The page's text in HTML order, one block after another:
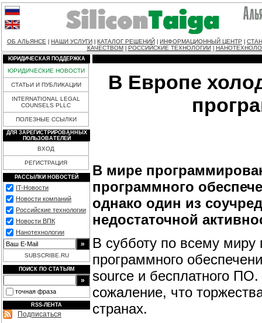
ОБ АЛЬЯНСЕ НАШИ УСЛУГИ КАТАЛОГ РЕШЕНИЙ ИНФОРМАЦИОННЫЙ ЦЕНТР
КАЧЕСТВОМ
РОССИЙСКИЕ ТЕХНОЛОГИИ
ЮРИДИЧЕСКАЯ ПОДДЕРЖКА
ЮРИДИЧЕСКИЕ НОВОСТИ
СТАТЬИ И ПУБЛИКАЦИИ
INTERNATIONAL LEGAL
COUNSELS PLLC
ПОЛЕЗНЫЕ ССЫЛКИ
ДЛЯ ЗАРЕГИСТРИРОВАННЫХ
ПОЛЬЗОВАТЕЛЕЙ
ВХОД
РЕГИСТРАЦИЯ
РАССЫЛКИ НОВОСТЕЙ
IT-Новости
Новости компаний
Российские технологии
Новости ВПК
Нанотехнологии
SUBSCRIBE.RU
ПОИСК ПО СТАТЬЯМ
точная фраза
RSS-ЛЕНТА
Подписаться
В Европе
В мире
программного
однако один из
недостаточной
В субботу по всему миру
программного
source и бесплатного
сожаление, что
странах.